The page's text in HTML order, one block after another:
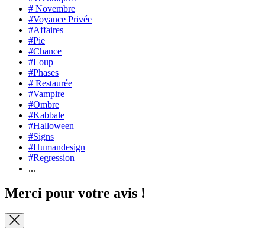
# Novembre
#Voyance Privée
#Affaires
#Pie
#Chance
#Loup
#Phases
# Restaurée
#Vampire
#Ombre
#Kabbale
#Halloween
#Signs
#Humandesign
#Regression
...
Merci pour votre avis !